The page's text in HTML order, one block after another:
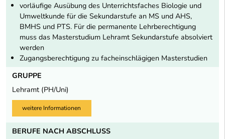
vorläufige Ausübung des Unterrichtsfaches Biologie und
Umweltkunde für die Sekundarstufe an MS und AHS,
BMHS und PTS. Für die permanente Lehrberechtigung
muss das Masterstudium Lehramt Sekundarstufe absolviert
werden
Zugangsberechtigung zu facheinschlägigen Masterstudien
GRUPPE
Lehramt (PH/Uni)
weitere Informationen
BERUFE NACH ABSCHLUSS